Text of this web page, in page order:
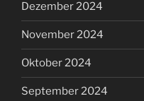
Dezember 2024
November 2024
Oktober 2024
September 2024